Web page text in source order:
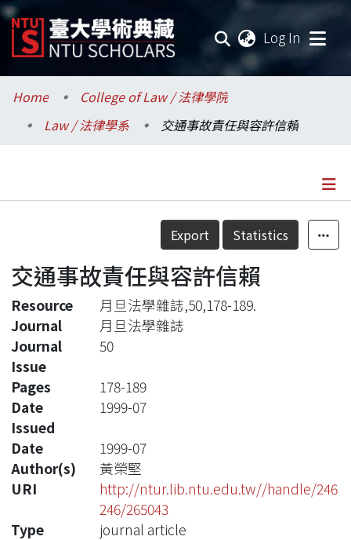
Log In
Communities & Collections
Research Outputs
Statistics
Home
College of Law / 法律學院
Law / 法律學系
交通事故責任與容許信賴
Details
Export Statistics
交通事故責任與容許信賴
Resource
月旦法學雜誌,50,178-189.
Journal
月旦法學雜誌
Journal
Issue
50
Pages
178-189
Date
Issued
1999-07
Date
1999-07
Author(s)
黃榮堅
URI
http://ntur.lib.ntu.edu.tw//handle/246
246/265043
Type
journal article